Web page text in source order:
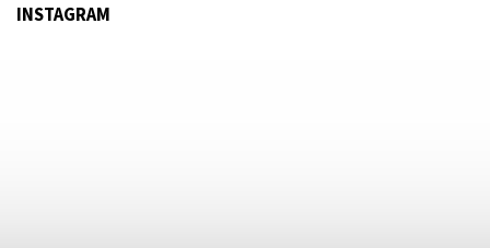
INSTAGRAM